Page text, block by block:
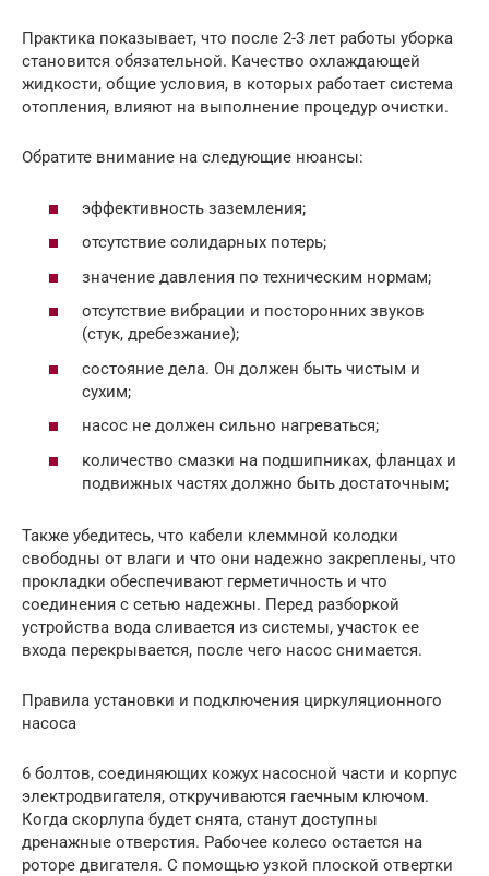
Практика показывает, что после 2-3 лет работы уборка
становится обязательной. Качество охлаждающей
жидкости, общие условия, в которых работает система
отопления, влияют на выполнение процедур очистки.
Обратите внимание на следующие нюансы:
эффективность заземления;
отсутствие солидарных потерь;
значение давления по техническим нормам;
отсутствие вибрации и посторонних звуков
(стук, дребезжание);
состояние дела. Он должен быть чистым и
сухим;
насос не должен сильно нагреваться;
количество смазки на подшипниках, фланцах и
подвижных частях должно быть достаточным;
Также убедитесь, что кабели клеммной колодки
свободны от влаги и что они надежно закреплены, что
прокладки обеспечивают герметичность и что
соединения с сетью надежны. Перед разборкой
устройства вода сливается из системы, участок ее
входа перекрывается, после чего насос снимается.
Правила установки и подключения циркуляционного
насоса
6 болтов, соединяющих кожух насосной части и корпус
электродвигателя, откручиваются гаечным ключом.
Когда скорлупа будет снята, станут доступны
дренажные отверстия. Рабочее колесо остается на
роторе двигателя. С помощью узкой плоской отвертки